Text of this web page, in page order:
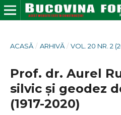
ACASĂ / ARHIVĂ / VOL. 20 NR. 2
Prof. dr. Aurel
silvic și geodez
(1917-2020)